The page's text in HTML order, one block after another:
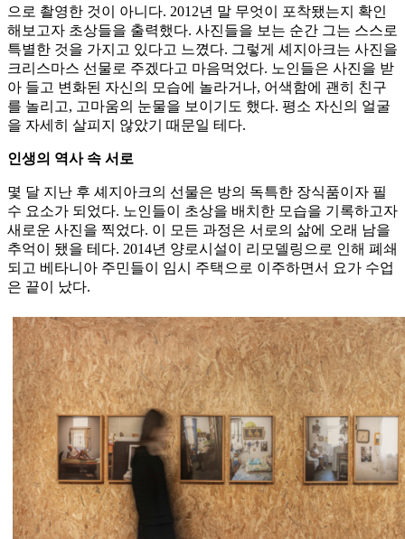
으로 촬영한 것이 아니다. 2012년 말 무엇이 포착됐는지 확인
해보고자 초상들을 출력했다. 사진들을 보는 순간 그는 스스로
특별한 것을 가지고 있다고 느꼈다. 그렇게 셰지아크는 사진을
크리스마스 선물로 주겠다고 마음먹었다. 노인들은 사진을 받
아 들고 변화된 자신의 모습에 놀라거나, 어색함에 괜히 친구
를 놀리고, 고마움의 눈물을 보이기도 했다. 평소 자신의 얼굴
을 자세히 살피지 않았기 때문일 테다.
인생의 역사 속 서로
몇 달 지난 후 셰지아크의 선물은 방의 독특한 장식품이자 필
수 요소가 되었다. 노인들이 초상을 배치한 모습을 기록하고자
새로운 사진을 찍었다. 이 모든 과정은 서로의 삶에 오래 남을
추억이 됐을 테다. 2014년 양로시설이 리모델링으로 인해 폐쇄
되고 베타니아 주민들이 임시 주택으로 이주하면서 요가 수업
은 끝이 났다.